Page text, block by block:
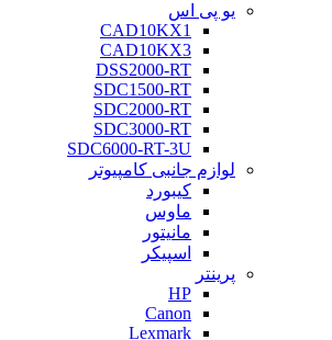
یو پی اس
CAD10KX1
CAD10KX3
DSS2000-RT
SDC1500-RT
SDC2000-RT
SDC3000-RT
SDC6000-RT-3U
لوازم جانبی کامپیوتر
کیبورد
ماوس
مانیتور
اسپیکر
پرینتر
HP
Canon
Lexmark